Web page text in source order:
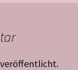
veröffentlicht.